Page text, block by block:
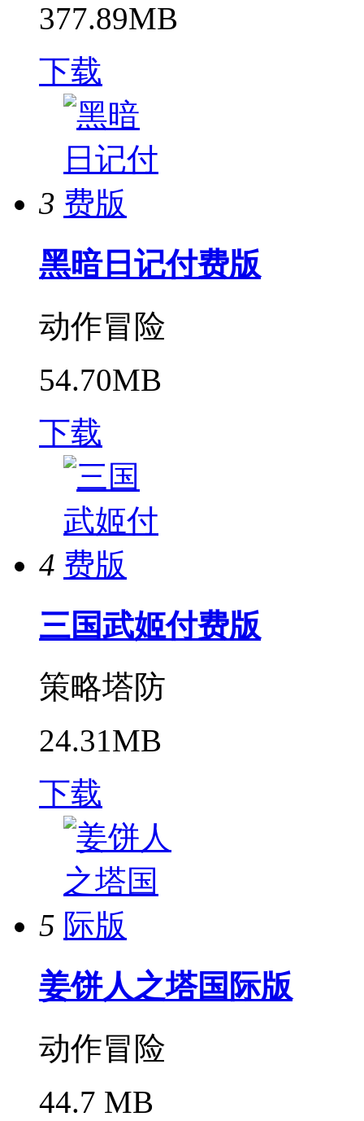
377.89MB
下载
3
黑暗日记付费版
动作冒险
54.70MB
下载
4
三国武姬付费版
策略塔防
24.31MB
下载
5
姜饼人之塔国际版
动作冒险
44.7 MB